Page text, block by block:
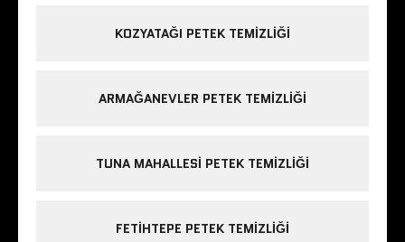
KOZYATAĞI PETEK TEMIZLIĞI
ARMAĞANEVLER PETEK TEMIZLIĞI
TUNA MAHALLESI PETEK TEMIZLIĞI
FETIHTEPE PETEK TEMIZLIĞI